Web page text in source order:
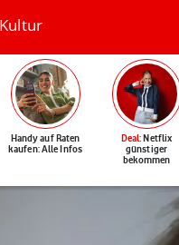
Handy auf Raten
kaufen: Alle Infos
Deal: Netflix
günstiger
bekommen